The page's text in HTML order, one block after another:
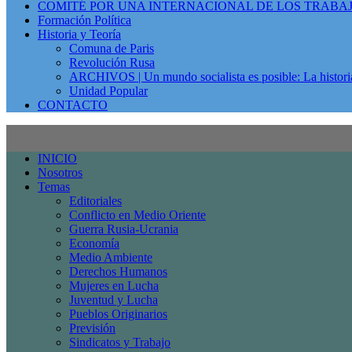
COMITÉ POR UNA INTERNACIONAL DE LOS
Formación Política
Historia y Teoría
Comuna de Paris
Revolución Rusa
ARCHIVOS | Un mundo socialista es posible: La
Unidad Popular
CONTACTO
INICIO
Nosotros
Temas
Editoriales
Conflicto en Medio Oriente
Guerra Rusia-Ucrania
Economía
Medio Ambiente
Derechos Humanos
Mujeres en Lucha
Juventud y Lucha
Pueblos Originarios
Previsión
Sindicatos y Trabajo